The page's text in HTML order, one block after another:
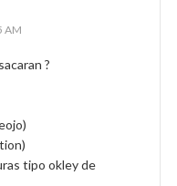
AM
?
tipo okley de